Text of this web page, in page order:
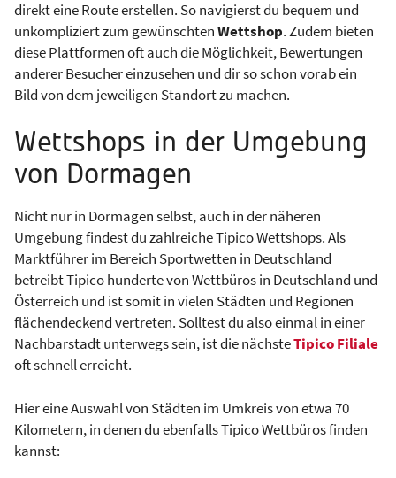
direkt eine Route erstellen. So navigierst du bequem und
unkompliziert zum gewünschtenWettshop. Zudem bieten
diese Plattformen oft auch die Möglichkeit, Bewertungen
anderer Besucher einzusehen und dir so schon vorab ein
Bild von dem jeweiligen Standort zu machen.
Wettshops in der Umgebung
von Dormagen
Nicht nur in Dormagen selbst, auch in der näheren
Umgebung findest du zahlreiche Tipico Wettshops. Als
Marktführer im Bereich Sportwetten in Deutschland
betreibt Tipico hunderte von Wettbüros in Deutschland und
Österreich und ist somit in vielen Städten und Regionen
flächendeckend vertreten. Solltest du also einmal in einer
Nachbarstadt unterwegs sein, ist die nächsteTipico Filiale
oft schnell erreicht.
Hier eine Auswahl von Städten im Umkreis von etwa 70
Kilometern, in denen du ebenfalls Tipico Wettbüros finden
kannst: